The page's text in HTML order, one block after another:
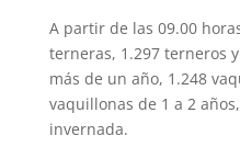
A partir de las 09.00
terneras, 1.297 terneros
más de un año, 1.248
vaquillonas de 1 a 2
invernada.